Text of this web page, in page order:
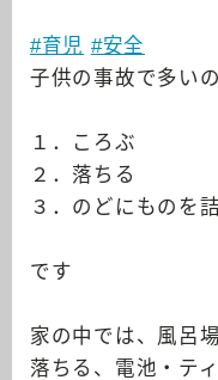
#育児 #安全
子供の事故で多い
１．ころぶ
２．落ちる
３．のどにものを
です
家の中では、風呂
落ちる、電池・テ